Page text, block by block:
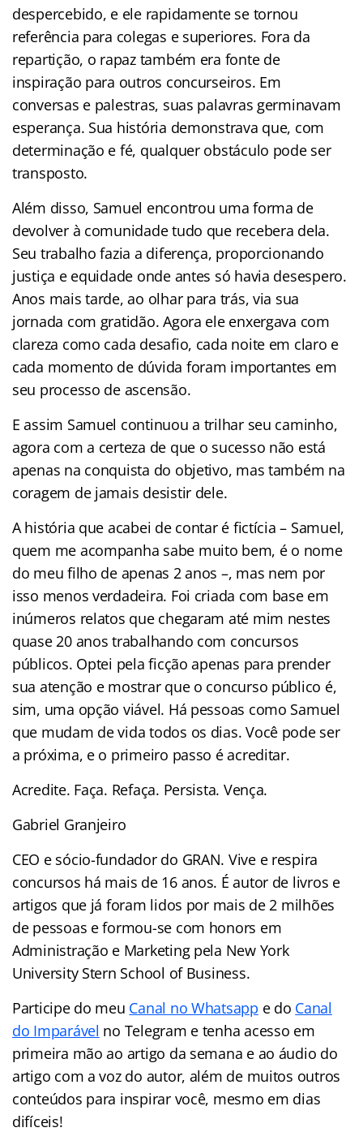
despercebido, e ele rapidamente se tornou
referência para colegas e superiores. Fora da
repartição, o rapaz também era fonte de
inspiração para outros concurseiros. Em
conversas e palestras, suas palavras germinavam
esperança. Sua história demonstrava que, com
determinação e fé, qualquer obstáculo pode ser
transposto.
Além disso, Samuel encontrou uma forma de
devolver à comunidade tudo que recebera dela.
Seu trabalho fazia a diferença, proporcionando
justiça e equidade onde antes só havia desespero.
Anos mais tarde, ao olhar para trás, via sua
jornada com gratidão. Agora ele enxergava com
clareza como cada desafio, cada noite em claro e
cada momento de dúvida foram importantes em
seu processo de ascensão.
E assim Samuel continuou a trilhar seu caminho,
agora com a certeza de que o sucesso não está
apenas na conquista do objetivo, mas também na
coragem de jamais desistir dele.
A história que acabei de contar é fictícia – Samuel,
quem me acompanha sabe muito bem, é o nome
do meu filho de apenas 2 anos –, mas nem por
isso menos verdadeira. Foi criada com base em
inúmeros relatos que chegaram até mim nestes
quase 20 anos trabalhando com concursos
públicos. Optei pela ficção apenas para prender
sua atenção e mostrar que o concurso público é,
sim, uma opção viável. Há pessoas como Samuel
que mudam de vida todos os dias. Você pode ser
a próxima, e o primeiro passo é acreditar.
Acredite. Faça. Refaça. Persista. Vença.
Gabriel Granjeiro
CEO e sócio-fundador do GRAN. Vive e respira
concursos há mais de 16 anos. É autor de livros e
artigos que já foram lidos por mais de 2 milhões
de pessoas e formou-se com honors em
Administração e Marketing pela New York
University Stern School of Business.
Participe do meu Canal no Whatsapp e do Canal
do Imparável no Telegram e tenha acesso em
primeira mão ao artigo da semana e ao áudio do
artigo com a voz do autor, além de muitos outros
conteúdos para inspirar você, mesmo em dias
difíceis!